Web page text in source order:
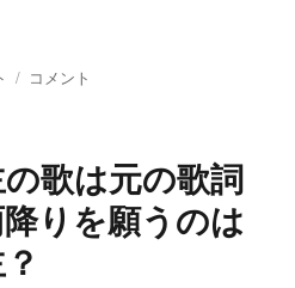
ールや山鉾巡業の日程は？祇園
今
園
際
の
ス
コメント
歌は元の歌詞
りを願うのは